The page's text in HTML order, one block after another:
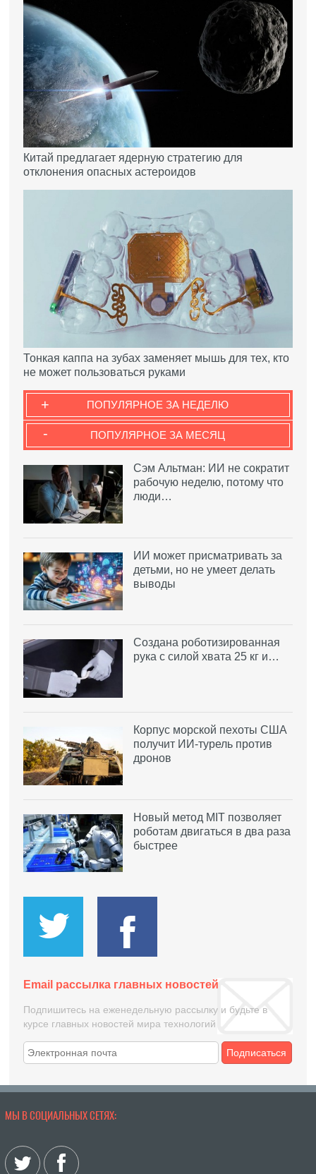
Китай предлагает ядерную стратегию для
отклонения опасных астероидов
Тонкая каппа на зубах заменяет мышь для тех, кто
не может пользоваться руками
ПОПУЛЯРНОЕ ЗА НЕДЕЛЮ
+
ПОПУЛЯРНОЕ ЗА МЕСЯЦ
-
Сэм Альтман: ИИ не сократит
рабочую неделю, потому что
люди…
ИИ может присматривать за
детьми, но не умеет делать
выводы
Создана роботизированная
рука с силой хвата 25 кг и…
Корпус морской пехоты США
получит ИИ-турель против
дронов
Новый метод MIT позволяет
роботам двигаться в два раза
быстрее
Email рассылка главных новостей
Подпишитесь на еженедельную рассылку и будьте в
курсе главных новостей мира технологий
Подписаться
МЫ В СОЦИАЛЬНЫХ СЕТЯХ: